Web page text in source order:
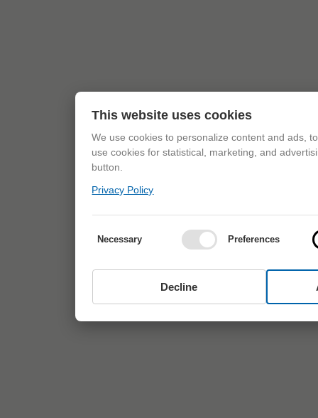
This website uses cookies
We use cookies to personalize content and ads,
use cookies for statistical, marketing, and
button.
Privacy Policy
Necessary Preferences
Decline